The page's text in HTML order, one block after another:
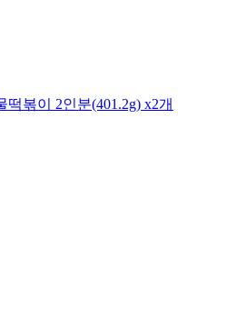
볶이 2인분(401.2g) x2개